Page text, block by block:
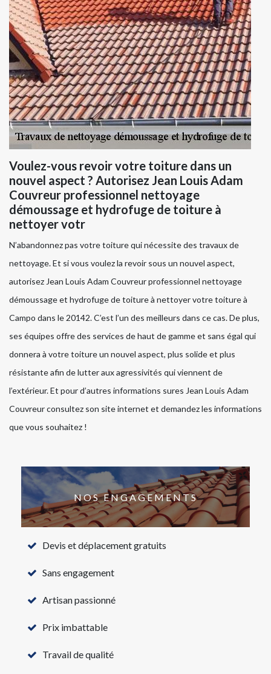
Voulez-vous revoir votre toiture dans un
nouvel aspect ? Autorisez Jean Louis Adam
Couvreur professionnel nettoyage
démoussage et hydrofuge de toiture à
nettoyer votr
N’abandonnez pas votre toiture qui nécessite des travaux de
nettoyage. Et si vous voulez la revoir sous un nouvel aspect,
autorisez Jean Louis Adam Couvreur professionnel nettoyage
démoussage et hydrofuge de toiture à nettoyer votre toiture à
Campo dans le 20142. C’est l’un des meilleurs dans ce cas. De plus,
ses équipes offre des services de haut de gamme et sans égal qui
donnera à votre toiture un nouvel aspect, plus solide et plus
résistante afin de lutter aux agressivités qui viennent de
l’extérieur. Et pour d’autres informations sures Jean Louis Adam
Couvreur consultez son site internet et demandez les informations
que vous souhaitez !
NOS ENGAGEMENTS
Devis et déplacement gratuits
Sans engagement
Artisan passionné
Prix imbattable
Travail de qualité